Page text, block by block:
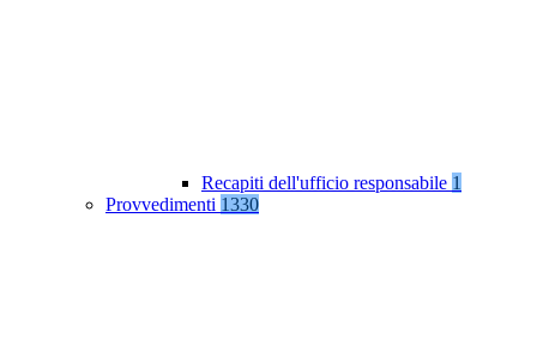
Recapiti dell'ufficio responsabile 1
Provvedimenti 1330